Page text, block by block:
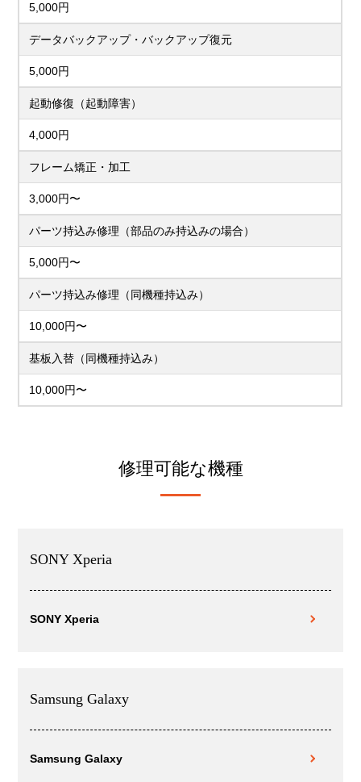
5,000円
データバックアップ・バックアップ復元
5,000円
起動修復（起動障害）
4,000円
フレーム矯正・加工
3,000円〜
パーツ持込み修理（部品のみ持込みの場合）
5,000円〜
パーツ持込み修理（同機種持込み）
10,000円〜
基板入替（同機種持込み）
10,000円〜
修理可能な機種
SONY Xperia
SONY Xperia
Samsung Galaxy
Samsung Galaxy